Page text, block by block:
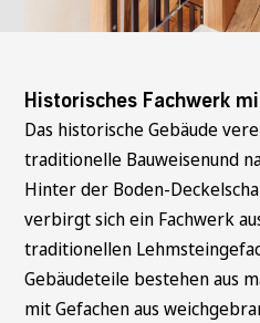
Historisches Fachwerk
Das historische Gebäude
traditionelle Bauweisenund
Hinter der Boden-
verbirgt sich ein Fachwerk
traditionellen
Gebäudeteile bestehen aus
mit Gefachen aus